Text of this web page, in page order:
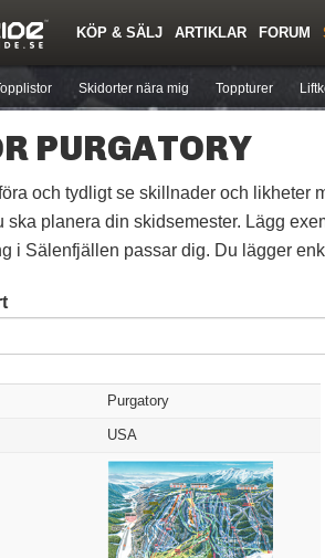
KÖP & SÄLJ ARTIKLAR
Events
FORUM
Skidorter nära mig Toppturer
PURGATORY
och tydligt se skillnader och likheter
ska planera din skidsemester. Lägg
i Sälenfjällen passar dig. Du lägger
Purgatory
USA